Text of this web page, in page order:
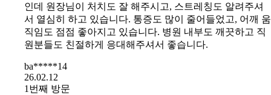
인데 원장님이 처치도 잘 해주시고, 스트레칭도 알려주셔
서 열심히 하고 있습니다. 통증도 많이 줄어들었고, 어깨 움
직임도 점점 좋아지고 있습니다. 병원 내부도 깨끗하고 직
원분들도 친절하게 응대해주셔서 좋습니다.
ba*****14
26.02.12
1번째 방문